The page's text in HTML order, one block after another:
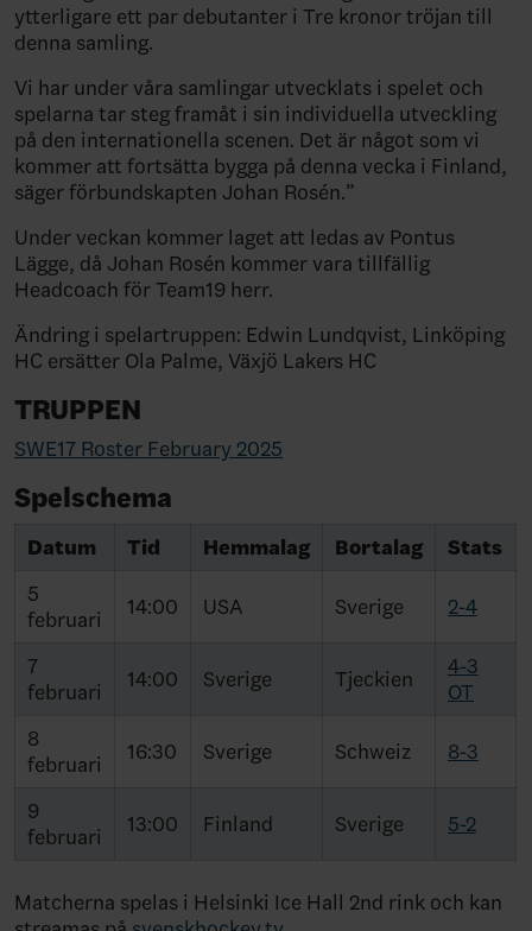
ytterligare ett par debutanter i Tre kronor tröjan till
denna samling.
Vi har under våra samlingar utvecklats i spelet och
spelarna tar steg framåt i sin individuella utveckling
på den internationella scenen. Det är något som vi
kommer att fortsätta bygga på denna vecka i Finland,
säger förbundskapten Johan Rosén.”
Under veckan kommer laget att ledas av Pontus
Lägge, då Johan Rosén kommer vara tillfällig
Headcoach för Team19 herr.
Ändring i spelartruppen: Edwin Lundqvist, Linköping
HC ersätter Ola Palme, Växjö Lakers HC
TRUPPEN
SWE17 Roster February 2025
Spelschema
Datum Tid Hemmalag Bortalag
Stats
5
februari
14:00 USA Sverige 2-4
7
februari
14:00 Sverige Tjeckien
4-3
OT
8
februari
16:30 Sverige Schweiz 8-3
9
februari
13:00 Finland Sverige 5-2
Matcherna spelas i Helsinki Ice Hall 2nd rink och kan